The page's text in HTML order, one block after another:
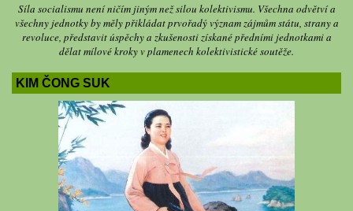
Síla socialismu není ničím jiným než silou kolektivismu. Všechna odvětví a
všechny jednotky by měly přikládat prvořadý význam zájmům státu, strany a
revoluce, představit úspěchy a zkušenosti získané předními jednotkami a
dělat mílové kroky v plamenech kolektivistické soutěže.
KIM ČONG SUK